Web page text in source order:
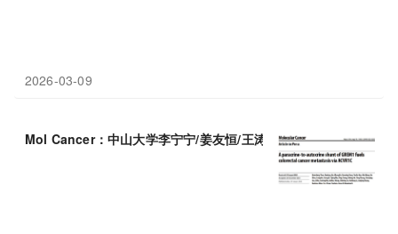
2026-03-09
Mol Cancer：中山大学李宁宁/姜友恒/王涛发现GREM1的旁分泌-